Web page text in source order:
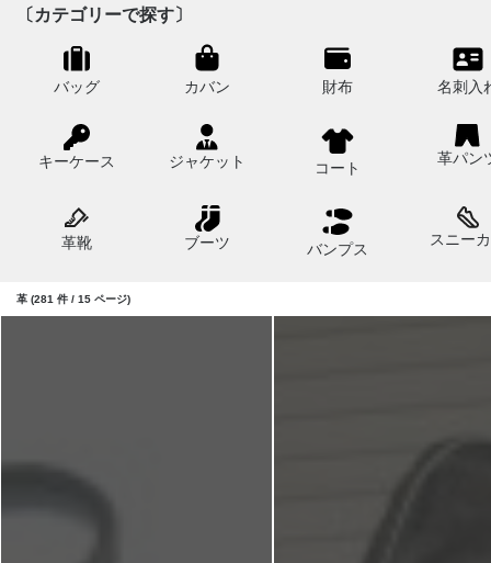
〔カテゴリーで探す〕
バッグ カバン 財布 名刺入
キーケース ジャケット コート
革パン
革靴 ブーツ バンプス
スニー
革 (281 件 / 15 ページ)